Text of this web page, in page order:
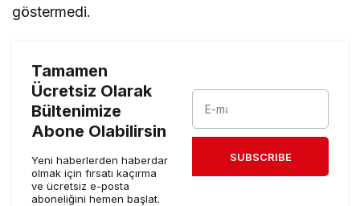
göstermedi.
Tamamen
Ücretsiz Olarak
Bültenimize
Abone Olabilirsin
Yeni haberlerden haberdar
olmak için fırsatı kaçırma
ve ücretsiz e-posta
aboneliğini hemen başlat.
SUBSCRIBE